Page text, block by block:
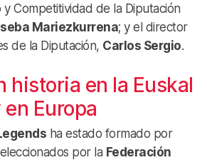
Competitividad de la Diputación
Mariezkurrena; y el director
de la Diputación, Carlos Sergio.
historia en la Euskal
Europa
ha estado formado por
por la Federación